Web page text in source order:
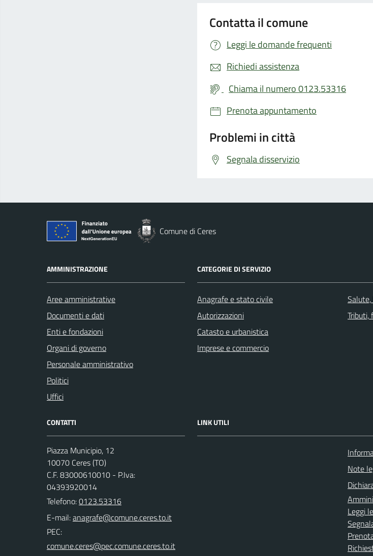
Contatta il comune
Leggi le domande frequenti
Richiedi assistenza
Chiama il numero 0123.53316
Prenota appuntamento
Problemi in città
Segnala disservizio
Comune di Ceres
AMMINISTRAZIONE
Aree amministrative
Documenti e dati
Enti e fondazioni
Organi di governo
Personale amministrativo
Politici
Uffici
CATEGORIE DI SERVIZIO
Anagrafe e stato civile
Autorizzazioni
Catasto e urbanistica
Imprese e commercio
CONTATTI
Piazza Municipio, 12
10070 Ceres (TO)
C.F. 83000610010 - P.Iva:
04393920014
Telefono:0123.53316
E-mail:
PEC:
LINK UTILI
Note
Leggi